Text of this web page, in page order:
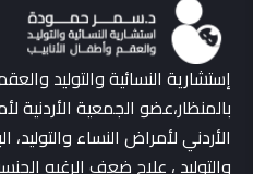
إستشارية النسائية والتوليد
بالمنظار،عضو الجمعية الأردنية
الأردني لأمراض النساء والتوليد،
والتوليد ، علاج ضعف الرغبه